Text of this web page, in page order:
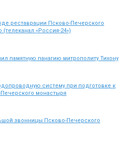
реставрации Псково-Печерского
«Россия-24»)
памятную панагию митрополиту Тихону
систему при подготовке к
монастыря
звонницы Псково-Печерского